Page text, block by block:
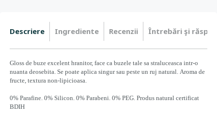
Descriere Ingrediente Recenzii Întrebări şi
Gloss de buze excelent hranitor, face ca buzele tale sa straluceasca intr-o
nuanta deosebita. Se poate aplica singur sau peste un ruj natural. Aroma de
fructe, textura non-lipicioasa.
0% Parafine. 0% Silicon. 0% Parabeni. 0% PEG. Produs natural certificat
BDIH